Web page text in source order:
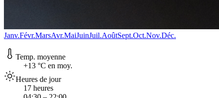
Janv.Févr.MarsAvr.MaiJuinJuil.AoûtSept.Oct.Nov.Déc.
Temp. moyenne
+13 °C en moy.
Heures de jour
17 heures